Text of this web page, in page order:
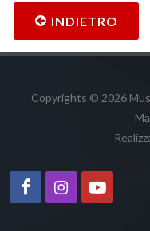
INDIETRO
Copyrights © 2026